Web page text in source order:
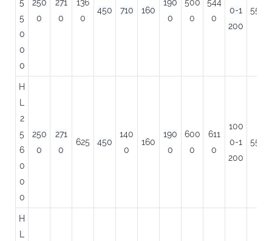
5
5
0
0
0
250
0
271
0
136
0
450 710 160
190
0
500
0
544
0
0-1
200
550
H
2
5
6
0
0
0
250
0
271
0
625 450
140
0
160
190
0
600
0
611
0
100
0-1
200
550
H